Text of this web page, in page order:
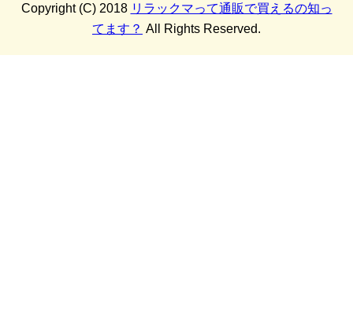
Copyright (C) 2018 リラックマって通販で買えるの知っ
てます？ All Rights Reserved.